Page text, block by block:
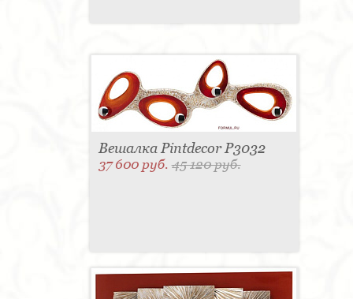
Вешалка Pintdecor P3032
37 600 руб.45 120 руб.